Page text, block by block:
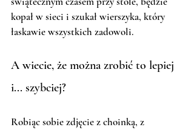
kopał w sieci i szukał wierszyka, który
łaskawie wszystkich zadowoli.
A wiecie, że można zrobić to lepiej
i... szybciej?
Robiąc sobie zdjęcie z choinką, z